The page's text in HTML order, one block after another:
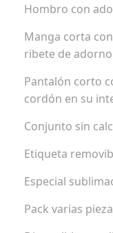
Hombro con
Manga corta
ribete de
Pantalón corto
cordón en su
Conjunto sin
Etiqueta
Especial
Pack varias